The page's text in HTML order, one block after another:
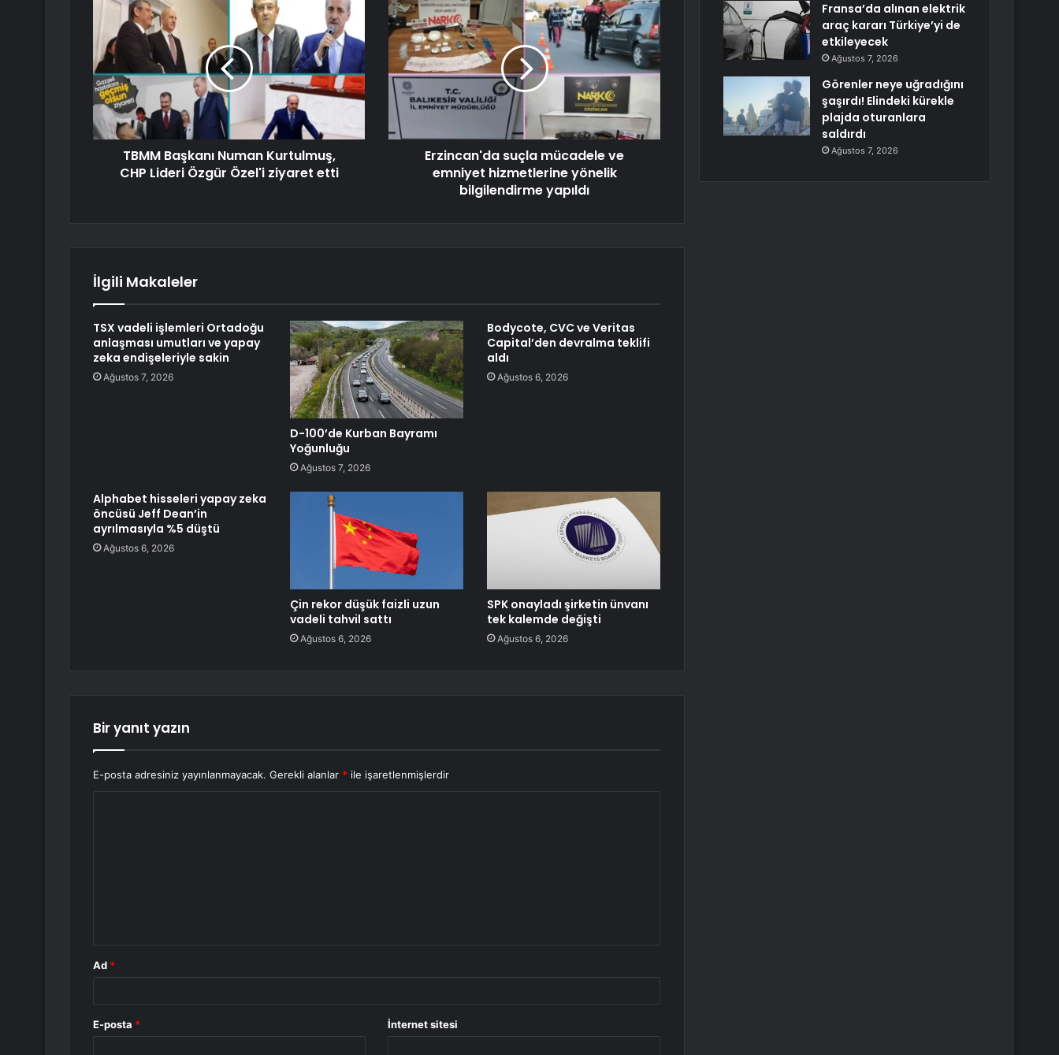
TBMM Başkanı Numan Kurtulmuş,
CHP Lideri Özgür Özel'i ziyaret etti
Erzincan'da suçla mücadele ve
emniyet hizmetlerine yönelik
bilgilendirme yapıldı
İlgili Makaleler
TSX vadeli işlemleri Ortadoğu
anlaşması umutları ve yapay
zeka endişeleriyle sakin
Ağustos 7, 2026
D-100’de Kurban Bayramı
Yoğunluğu
Ağustos 7, 2026
Bodycote, CVC ve Veritas
Capital’den devralma teklifi
aldı
Ağustos 6, 2026
Alphabet hisseleri yapay zeka
öncüsü Jeff Dean’in
ayrılmasıyla %5 düştü
Ağustos 6, 2026
Çin rekor düşük faizli uzun
vadeli tahvil sattı
Ağustos 6, 2026
SPK onayladı şirketin ünvanı
tek kalemde değişti
Ağustos 6, 2026
Bir yanıt yazın
E-posta adresiniz yayınlanmayacak. Gerekli alanlar * ile işaretlenmişlerdir
Ad *
E-posta * İnternet sitesi
Fransa’da alınan elektrik
araç kararı Türkiye’yi de
etkileyecek
Ağustos 7, 2026
Görenler neye uğradığını
şaşırdı! Elindeki kürekle
plajda oturanlara
saldırdı
Ağustos 7, 2026